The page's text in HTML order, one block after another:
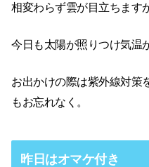
相変わらず雲が目立ちます
今日も太陽が照りつけ気温
お出かけの際は紫外線対策
もお忘れなく。
昨日はオマケ付き